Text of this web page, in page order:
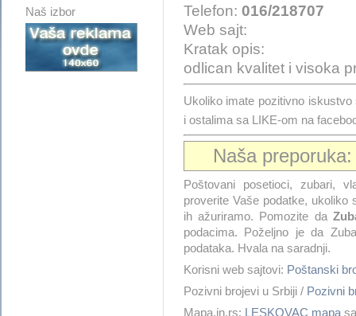
Naš izbor
Telefon: 016/218707
Web sajt:
Kratak opis:
odlican kvalitet i visoka
Ukoliko imate pozitivno
i ostalima sa LIKE-om na
Naša
Poštovani posetioci, zubari,
proverite Vaše podatke, ukoliko
ih ažuriramo. Pomozite da
podacima. Poželjno je da
podataka. Hvala na saradnji.
Korisni web sajtovi: Poštanski
Pozivni brojevi u Srbiji / Pozivni
Mapa.in.rs: LESKOVAC mapasa